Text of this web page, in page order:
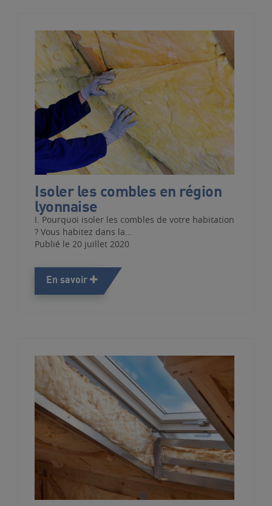
Isoler les combles en région
lyonnaise
I. Pourquoi isoler les combles de votre habitation
? Vous habitez dans la…
Publié le 20 juillet 2020
En savoir